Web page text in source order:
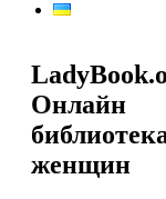
Онлайн
женщин